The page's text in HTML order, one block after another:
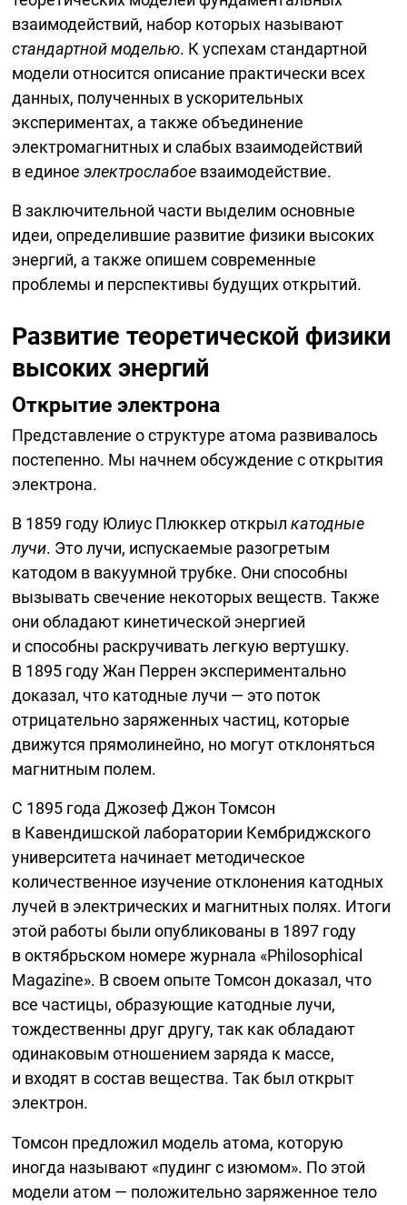
взаимодействий, набор которых называют
стандартной моделью. К успехам стандартной
модели относится описание практически всех
данных, полученных в ускорительных
экспериментах, а также объединение
электромагнитных и слабых взаимодействий
в единоеэлектрослабое взаимодействие.
В заключительной части выделим основные
идеи, определившие развитие физики высоких
энергий, а также опишем современные
проблемы и перспективы будущих открытий.
Развитие теоретической физики
высоких энергий
Открытие электрона
Представление о структуре атома развивалось
постепенно. Мы начнем обсуждение с открытия
электрона.
В 1859 году Юлиус Плюккер открылкатодные
лучи. Это лучи, испускаемые разогретым
катодом в вакуумной трубке. Они способны
вызывать свечение некоторых веществ. Также
они обладают кинетической энергией
и способны раскручивать легкую вертушку.
В 1895 году Жан Перрен экспериментально
доказал, что катодные лучи — это поток
отрицательно заряженных частиц, которые
движутся прямолинейно, но могут отклоняться
магнитным полем.
С 1895 года Джозеф Джон Томсон
в Кавендишской лаборатории Кембриджского
университета начинает методическое
количественное изучение отклонения катодных
лучей в электрических и магнитных полях. Итоги
этой работы были опубликованы в 1897 году
в октябрьском номере журнала «Philosophical
Magazine». В своем опыте Томсон доказал, что
все частицы, образующие катодные лучи,
тождественны друг другу, так как обладают
одинаковым отношением заряда к массе,
и входят в состав вещества. Так был открыт
электрон.
Томсон предложил модель атома, которую
иногда называют «пудинг с изюмом». По этой
модели атом — положительно заряженное тело